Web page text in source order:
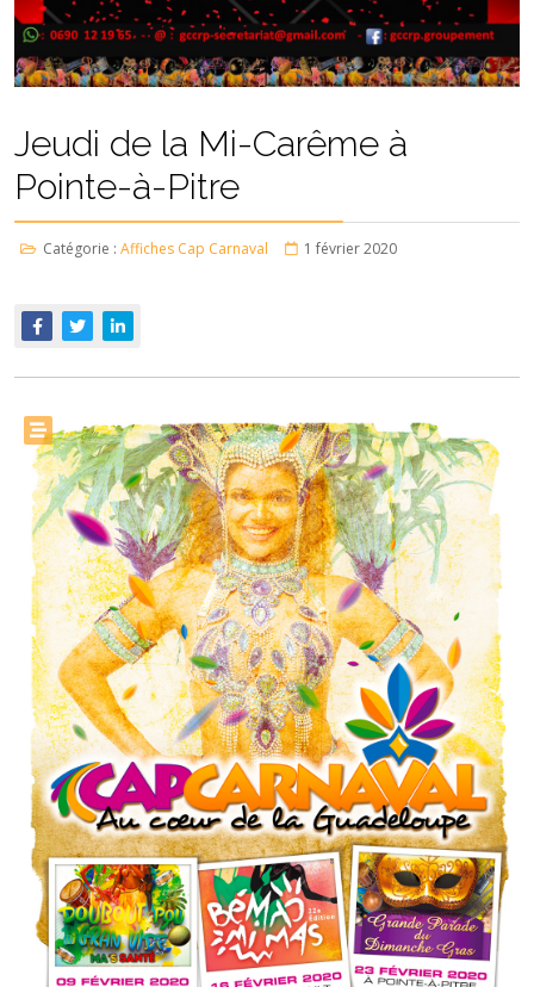
Jeudi de la Mi-Carême à
Pointe-à-Pitre
Catégorie : Affiches Cap Carnaval 1 février 2020